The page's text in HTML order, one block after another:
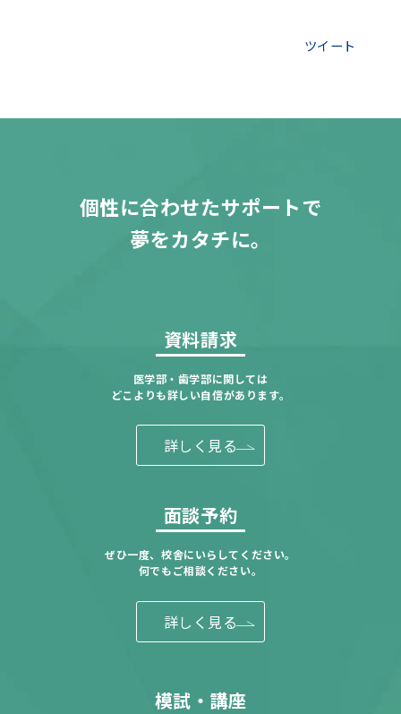
ツイート
個性に合わせたサポートで
夢をカタチに。
資料請求
医学部・歯学部に関しては
どこよりも詳しい自信があります。
詳しく見る
面談予約
ぜひ一度、校舎にいらしてください。
何でもご相談ください。
詳しく見る
模試・講座